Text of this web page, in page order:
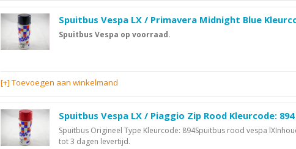
Spuitbus Vespa LX / Primavera Midnight Blue
Spuitbus Vespa op voorraad.
[+] Toevoegen aan winkelmand
Spuitbus Vespa LX / Piaggio Zip Rood Kleurcode: 894
Spuitbus Origineel Type Kleurcode: 894Spuitbus rood vespa
tot 3 dagen levertijd.